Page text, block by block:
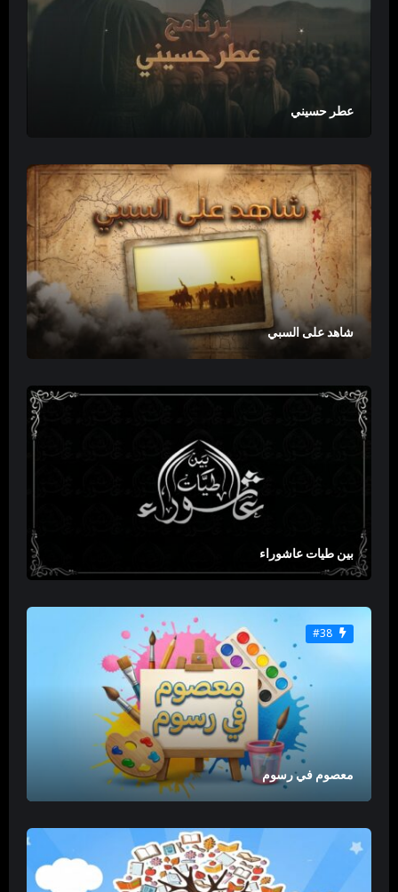
عطر حسيني
شاهد على السبي
بين طيات عاشوراء
#38
معصوم في رسوم